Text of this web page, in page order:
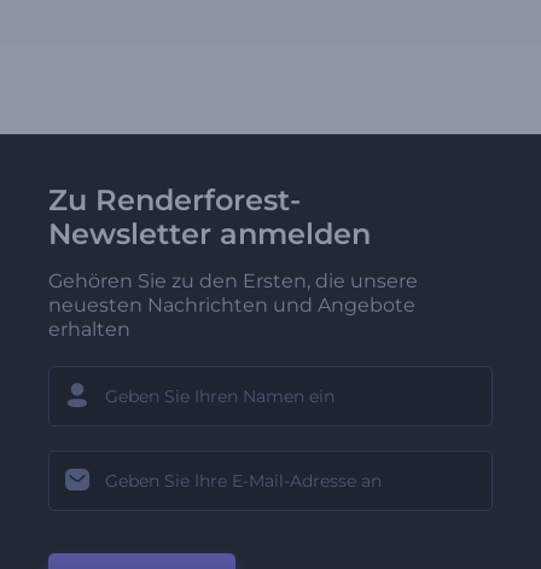
Zu Renderforest-
Newsletter anmelden
Gehören Sie zu den Ersten, die unsere
neuesten Nachrichten und Angebote
erhalten